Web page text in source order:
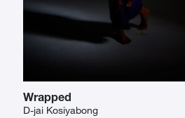
Wrapped
D-jai Kosiyabong